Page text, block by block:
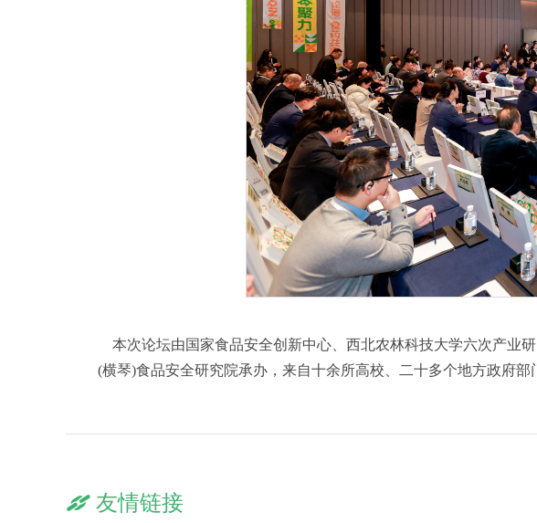
本次论坛由国家食品安全创新中心、西北农林科技大学六次产业
(横琴)食品安全研究院承办，来自十余所高校、二十多个地方政府
友情链接